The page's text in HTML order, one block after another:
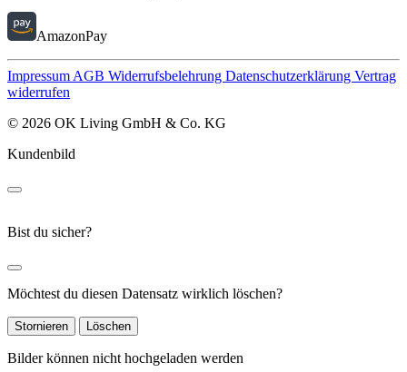
AmazonPay
ImpressumAGB Widerrufsbelehrung Datenschutzerklärung Vertrag
widerrufen
© 2026 OK Living GmbH & Co. KG
Kundenbild
Bist du sicher?
Möchtest du diesen Datensatz wirklich löschen?
Stornieren Löschen
Bilder können nicht hochgeladen werden